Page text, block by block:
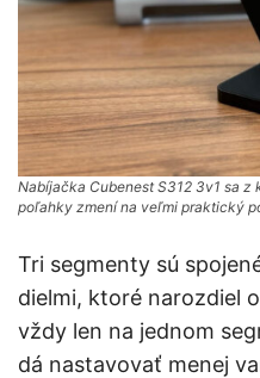
Nabíjačka Cubenest S312 3v1 sa
poľahky zmení na veľmi praktický
Tri segmenty sú
dielmi, ktoré narozdiel
vždy len na jednom
dá nastavovať menej